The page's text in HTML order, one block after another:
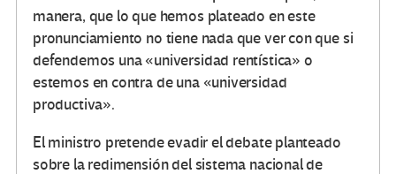
manera, que lo que hemos plateado en este
pronunciamiento no tiene nada que ver con que si
defendemos una «universidad rentística» o
estemos en contra de una «universidad
productiva».
El ministro pretende evadir el debate planteado
sobre la redimensión del sistema nacional de